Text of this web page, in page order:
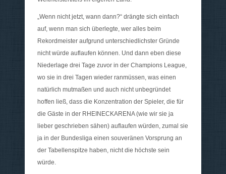
„Wenn nicht jetzt, wann dann?“ drängte sich einfach
auf, wenn man sich überlegte, wer alles beim
Rekordmeister aufgrund unterschiedlichster Gründe
nicht würde auflaufen können. Und dann eben diese
Niederlage drei Tage zuvor in der Champions League,
wo sie in drei Tagen wieder ranmüssen, was einen
natürlich mutmaßen und auch nicht unbegründet
hoffen ließ, dass die Konzentration der Spieler, die für
die Gäste in der RHEINECKARENA (wie wir sie ja
lieber geschrieben sähen) auflaufen würden, zumal sie
ja in der Bundesliga einen souveränen Vorsprung an
der Tabellenspitze haben, nicht die höchste sein
würde.